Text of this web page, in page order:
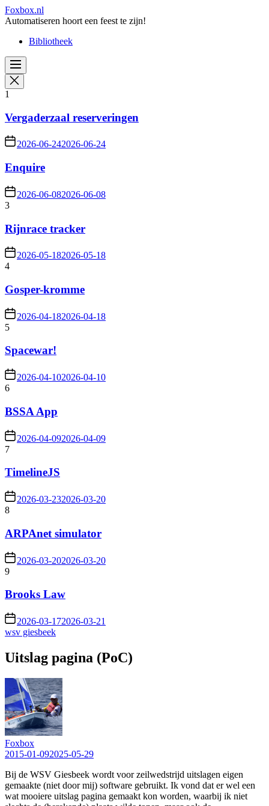
Skip
to
content
Foxbox.nl
Automatiseren hoort een feest te zijn!
Bibliotheek
1
Vergaderzaal reserveringen
2026-06-242026-06-24
Enquire
2026-06-082026-06-08
3
Rijnrace tracker
2026-05-182026-05-18
4
Gosper-kromme
2026-04-182026-04-18
5
Spacewar!
2026-04-102026-04-10
6
BSSA App
2026-04-092026-04-09
7
TimelineJS
2026-03-232026-03-20
8
ARPAnet simulator
2026-03-202026-03-20
9
Brooks Law
2026-03-172026-03-21
wsv giesbeek
Uitslag pagina (PoC)
Foxbox
2015-01-092025-05-29
Bij de WSV Giesbeek wordt voor zeilwedstrijd uitslagen eigen
gemaakte (niet door mij) software gebruikt. Ik vond dat er wel een
wat mooiere uitslag pagina gemaakt kon worden, waarbij ik niet